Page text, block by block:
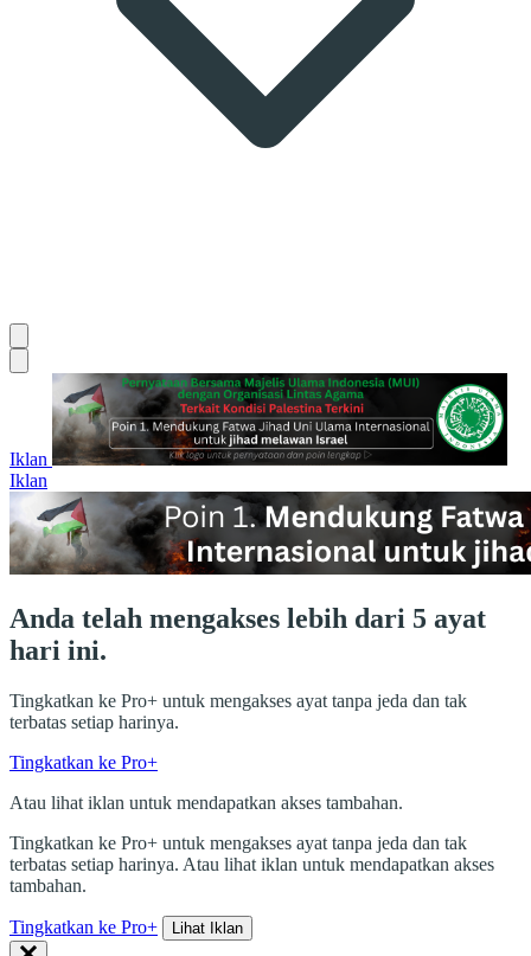
Iklan
Iklan
Anda telah mengakses lebih dari 5 ayat
hari ini.
Tingkatkan ke Pro+ untuk mengakses ayat tanpa jeda dan tak
terbatas setiap harinya.
Tingkatkan ke Pro+
Atau lihat iklan untuk mendapatkan akses tambahan.
Tingkatkan ke Pro+ untuk mengakses ayat tanpa jeda dan tak
terbatas setiap harinya. Atau lihat iklan untuk mendapatkan akses
tambahan.
Tingkatkan ke Pro+ Lihat Iklan